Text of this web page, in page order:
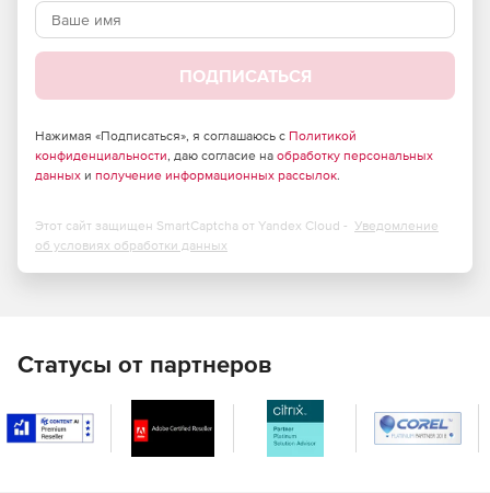
(Sony Move, Nintendo Wii Remote).
ПОДПИСАТЬСЯ
Нажимая «Подписаться», я соглашаюсь с Политикой
конфиденциальности, даю согласие на обработку персональных
данных и получение информационных рассылок.
Этот сайт защищен SmartCaptcha от Yandex Cloud - Уведомление
об условиях обработки данных
Статусы от партнеров